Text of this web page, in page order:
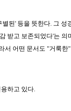
된' 등을 뜻한다. 그 성
받고 보존되었다'는 의
서 어떤 문서도 "거룩한
하고 있다.